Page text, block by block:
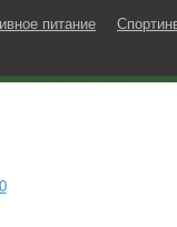
питание